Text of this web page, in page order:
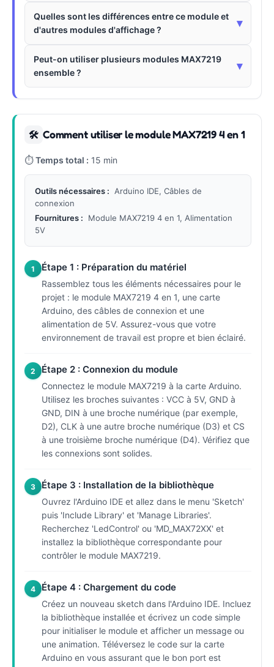
Quelles sont les différences entre ce module et
d'autres modules d'affichage ?
▾
Peut-on utiliser plusieurs modules MAX7219
ensemble ?
▾
🛠 Comment utiliser le module MAX7219 4 en 1
⏱Temps total : 15 min
Outils nécessaires :
Arduino IDE, Câbles de
connexion
Fournitures :
Module MAX7219 4 en 1, Alimentation
5V
1 Étape 1 : Préparation du matériel
Rassemblez tous les éléments nécessaires pour le
projet : le module MAX7219 4 en 1, une carte
Arduino, des câbles de connexion et une
alimentation de 5V. Assurez-vous que votre
environnement de travail est propre et bien éclairé.
2 Étape 2 : Connexion du module
Connectez le module MAX7219 à la carte Arduino.
Utilisez les broches suivantes : VCC à 5V, GND à
GND, DIN à une broche numérique (par exemple,
D2), CLK à une autre broche numérique (D3) et CS
à une troisième broche numérique (D4). Vérifiez que
les connexions sont solides.
3 Étape 3 : Installation de la bibliothèque
Ouvrez l'Arduino IDE et allez dans le menu 'Sketch'
puis 'Include Library' et 'Manage Libraries'.
Recherchez 'LedControl' ou 'MD_MAX72XX' et
installez la bibliothèque correspondante pour
contrôler le module MAX7219.
4 Étape 4 : Chargement du code
Créez un nouveau sketch dans l'Arduino IDE. Incluez
la bibliothèque installée et écrivez un code simple
pour initialiser le module et afficher un message ou
une animation. Téléversez le code sur la carte
Arduino en vous assurant que le bon port est